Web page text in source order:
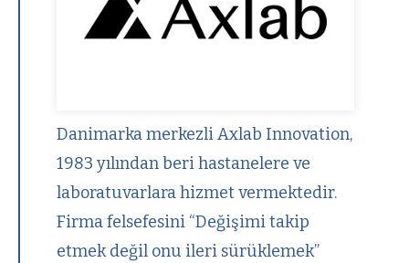
Danimarka merkezli Axlab Innovation,
1983 yılından beri hastanelere ve
laboratuvarlara hizmet vermektedir.
Firma felsefesini “Değişimi takip
etmek değil onu ileri sürüklemek”